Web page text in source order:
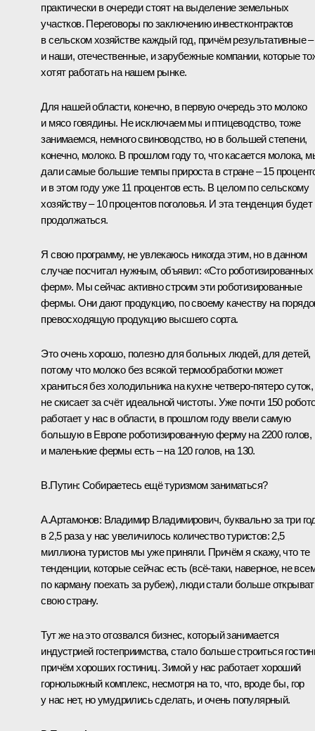
практически в очереди стоят на выделение земельных
участков. Переговоры по заключению инвестконтрактов
в сельском хозяйстве каждый год, причём результативные –
и наши, отечественные, и зарубежные компании, которые
хотят работать на нашем рынке.
Для нашей области, конечно, в первую очередь это молоко
и мясо говядины. Не исключаем мы и птицеводство, тоже
занимаемся, немного свиноводство, но в большей степени,
конечно, молоко. В прошлом году то, что касается молока,
дали самые большие темпы прироста в стране – 15
и в этом году уже 11 процентов есть. В целом по сельскому
хозяйству – 10 процентов поголовья. И эта тенденция будет
продолжаться.
Я свою программу, не увлекаюсь никогда этим, но в данном
случае посчитал нужным, объявил: «Сто роботизированных
ферм». Мы сейчас активно строим эти роботизированные
фермы. Они дают продукцию, по своему качеству на
превосходящую продукцию высшего сорта.
Это очень хорошо, полезно для больных людей, для детей,
потому что молоко без всякой термообработки может
храниться без холодильника на кухне четверо-пятеро суток,
не скисает за счёт идеальной чистоты. Уже почти 150
работает у нас в области, в прошлом году ввели самую
большую в Европе роботизированную ферму на 2200 голов,
и маленькие фермы есть – на 120 голов, на 130.
В.Путин: Собираетесь ещё туризмом заниматься?
А.Артамонов: Владимир Владимирович, буквально за три
в 2,5 раза у нас увеличилось количество туристов: 2,5
миллиона туристов мы уже приняли. Причём я скажу, что те
тенденции, которые сейчас есть (всё‑таки, наверное, не
по карману поехать за рубеж), люди стали больше
свою страну.
Тут же на это отозвался бизнес, который занимается
индустрией гостеприимства, стало больше строиться
причём хороших гостиниц. Зимой у нас работает хороший
горнолыжный комплекс, несмотря на то, что, вроде бы, гор
у нас нет, но умудрились сделать, и очень популярный.